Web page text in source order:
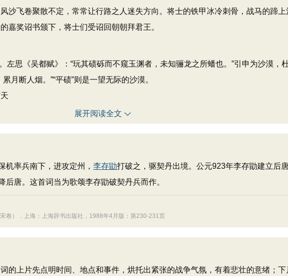
沙飞卷聚散不定，常常让行路之人迷失方向。将士的铁甲冰冷刺骨，战马的蹄上
嘉奖诏书颁下，将士们受诏回朝朝拜君王。
左思《吴都赋》：“玩其碛砾而不窥玉渊者，未知骊龙之所蟠也。”引申为沙漠，
月断人烟。”“平碛”则是一望无际的沙漠。
展开阅读全文
率兵南下，进攻定州， 李存勖打破之，驱契丹出境。公元923年李存勖建立后
后唐。这首词当为歌颂李存勖破契丹兵而作。
卷）．上海：上海辞书出版社，1988年4月版：第230-231页
上片先点明时间、地点和事件，烘托出紧张的战争气氛，有着悲壮的意绪；下